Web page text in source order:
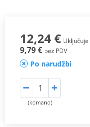
12,24 € Uključuje
9,79 € bez PDV
Po narudžbi
(komand)